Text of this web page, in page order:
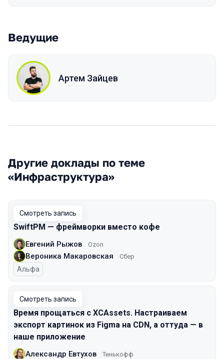
Ведущие
Артем Зайцев
Другие доклады по теме
«Инфраструктура»
Смотреть запись
SwiftPM — фреймворки вместо кофе
Евгений Рыжов Ozon
Вероника Макаровская Сбер
Альфа
Смотреть запись
Время прощаться с XCAssets. Настраиваем
экспорт картинок из Figma на CDN, а оттуда — в
наше приложение
Александр Евтухов Тинькофф